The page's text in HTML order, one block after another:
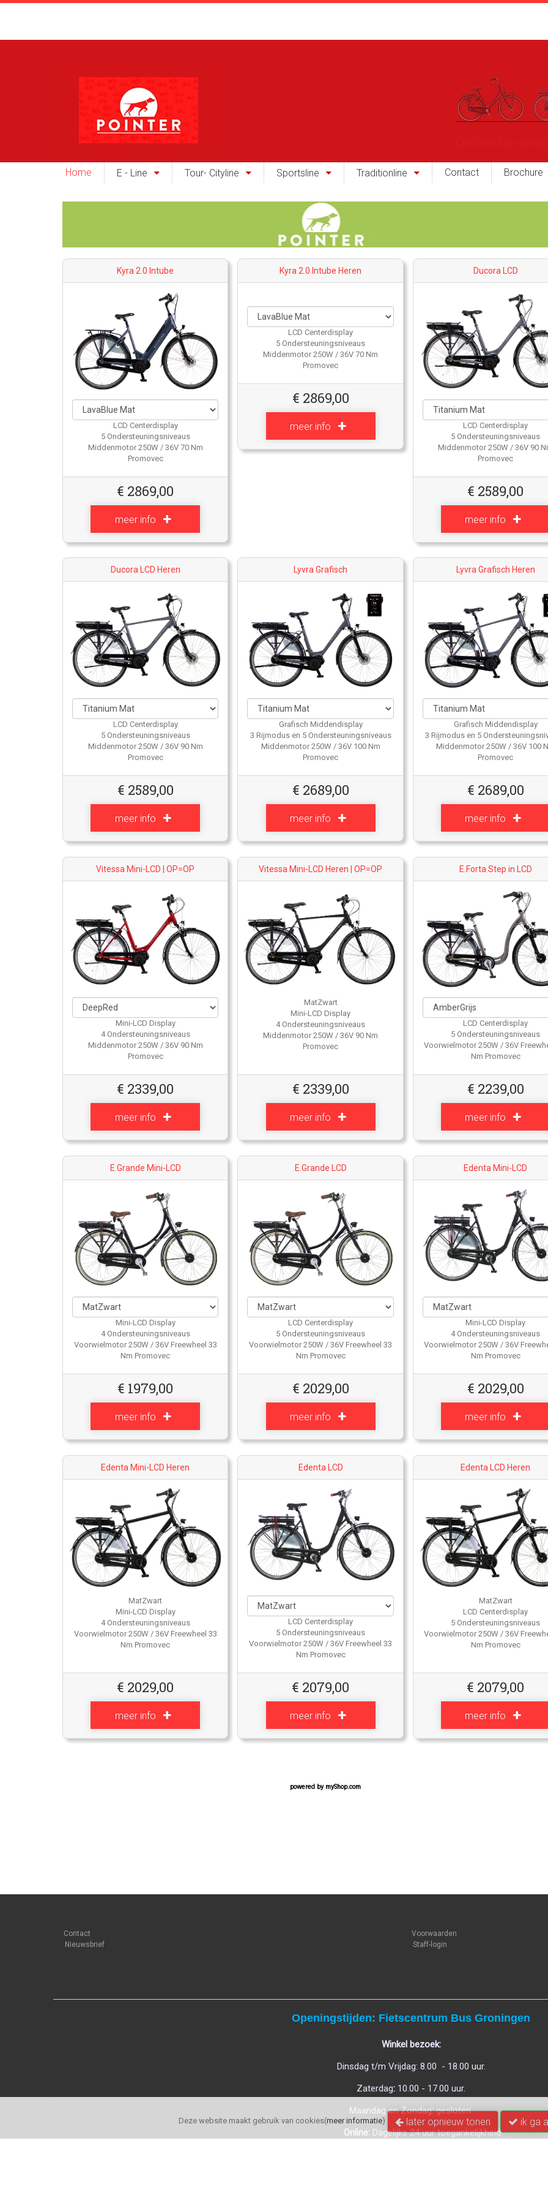
Home E - Line Tour- Cityline Sportsline Traditionline Contact Brochure
Kyra 2.0 Intube
LCD Centerdisplay
5 Ondersteuningsniveaus
Middenmotor 250W / 36V 70 Nm
Promovec
€ 2869,00
meer info
Kyra 2.0 Intube Heren
LCD Centerdisplay
5 Ondersteuningsniveaus
Middenmotor 250W / 36V 70 Nm
Promovec
€ 2869,00
meer info
Ducora LCD
LCD Centerdisplay
5 Ondersteuningsniveaus
Middenmotor 250W / 36V 90
Promovec
€ 2589,00
meer info
Ducora LCD Heren
LCD Centerdisplay
5 Ondersteuningsniveaus
Middenmotor 250W / 36V 90 Nm
Promovec
€ 2589,00
meer info
Lyvra Grafisch
Grafisch Middendisplay
3 Rijmodus en 5 Ondersteuningsniveaus
Middenmotor 250W / 36V 100 Nm
Promovec
€ 2689,00
meer info
Lyvra Grafisch Heren
Grafisch Middendisplay
3 Rijmodus en 5
Middenmotor 250W / 36V 100
Promovec
€ 2689,00
meer info
Vitessa Mini-LCD | OP=OP
Mini-LCD Display
4 Ondersteuningsniveaus
Middenmotor 250W / 36V 90 Nm
Promovec
€ 2339,00
meer info
Vitessa Mini-LCD Heren | OP=OP
MatZwart
Mini-LCD Display
4 Ondersteuningsniveaus
Middenmotor 250W / 36V 90 Nm
Promovec
€ 2339,00
meer info
E.Forta Step in LCD
LCD Centerdisplay
5 Ondersteuningsniveaus
Voorwielmotor 250W / 36V
Nm Promovec
€ 2239,00
meer info
E.Grande Mini-LCD
Mini-LCD Display
4 Ondersteuningsniveaus
Voorwielmotor 250W / 36V Freewheel 33
Nm Promovec
€ 1979,00
meer info
E.Grande LCD
LCD Centerdisplay
5 Ondersteuningsniveaus
Voorwielmotor 250W / 36V Freewheel 33
Nm Promovec
€ 2029,00
meer info
Edenta Mini-LCD
Mini-LCD Display
4 Ondersteuningsniveaus
Voorwielmotor 250W / 36V
Nm Promovec
€ 2029,00
meer info
Edenta Mini-LCD Heren
MatZwart
Mini-LCD Display
4 Ondersteuningsniveaus
Voorwielmotor 250W / 36V Freewheel 33
Nm Promovec
€ 2029,00
meer info
Edenta LCD
LCD Centerdisplay
5 Ondersteuningsniveaus
Voorwielmotor 250W / 36V Freewheel 33
Nm Promovec
€ 2079,00
meer info
Edenta LCD Heren
MatZwart
LCD Centerdisplay
5 Ondersteuningsniveaus
Voorwielmotor 250W / 36V
Nm Promovec
€ 2079,00
meer info
powered by myShop.com
Deze website maakt gebruik van cookies(meer informatie) later opnieuw tonen ik ga
Contact
Nieuwsbrief
Voorwaarden
Staff-login
Openingstijden: Fietscentrum Bus Groningen
Winkel bezoek:
Dinsdag t/m Vrijdag: 8.00 - 18.00 uur.
Zaterdag: 10.00 - 17.00 uur.
.
Maandag en Zondag:gesloten.
Online: Dagelijks 24 uur toegankelijkheid.